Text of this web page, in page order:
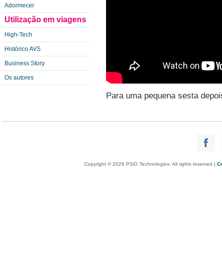
Adormecer
Utilização em viagens
High-Tech
Histórico AVS
Business Story
Os autores
Para uma pequena sesta
Copyright © 2026 PSiO Technologies. All rights reserved |